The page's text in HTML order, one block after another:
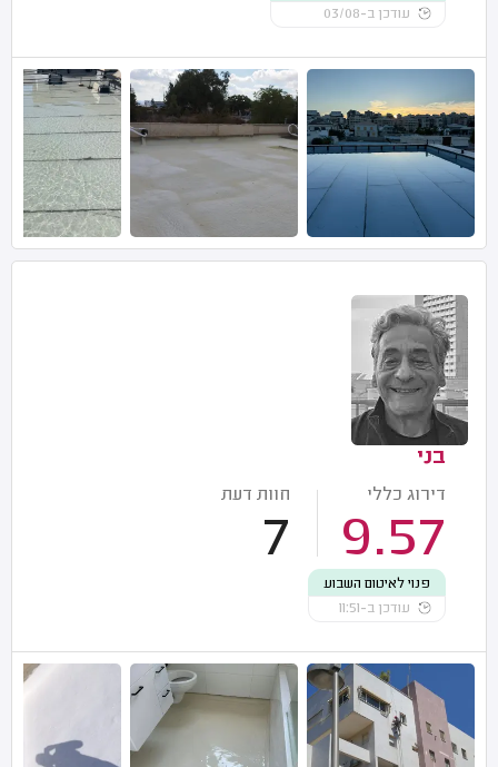
עודכן ב-03/08
בני
דירוג כללי
9.57
חוות דעת
7
פנוי לאיטום השבוע
עודכן ב-11:51